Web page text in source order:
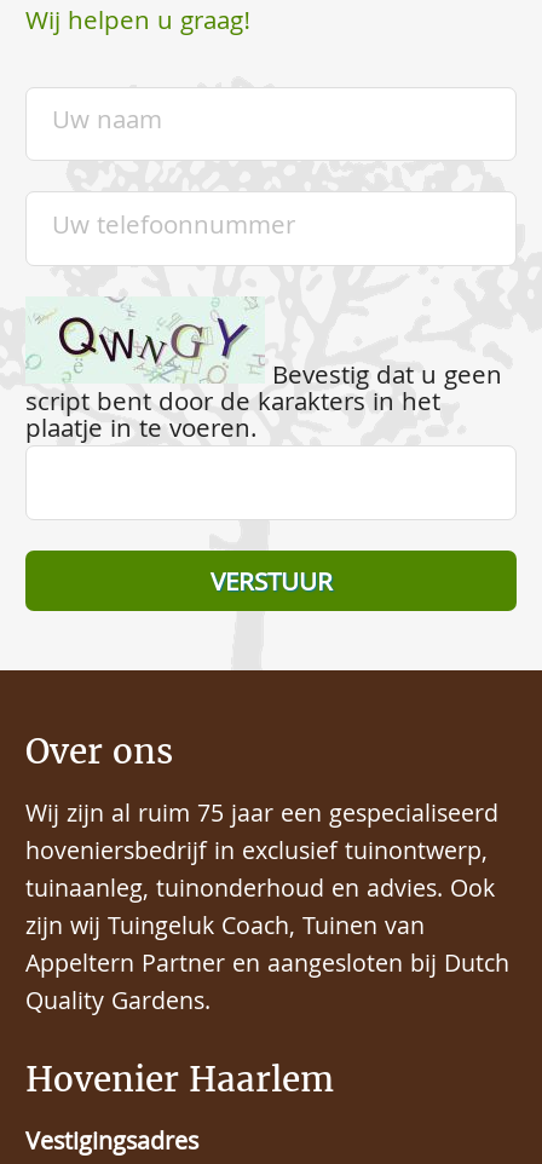
Wij helpen u graag!
Bevestig dat u geen
script bent door de karakters in het
plaatje in te voeren.
Hovenier Haarlem
Vestigingsadres
Over ons
Wij zijn al ruim 75 jaar een gespecialiseerd
hoveniersbedrijf in exclusief tuinontwerp,
tuinaanleg, tuinonderhoud en advies. Ook
zijn wij Tuingeluk Coach, Tuinen van
Appeltern Partner en aangesloten bij Dutch
Quality Gardens.